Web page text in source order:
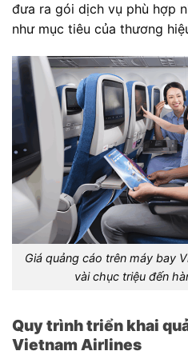
đưa ra gói dịch vụ phù hợp
như mục tiêu của thương
Giá quảng cáo trên máy bay
vài chục triệu đến
Quy trình triển khai
Vietnam Airlines